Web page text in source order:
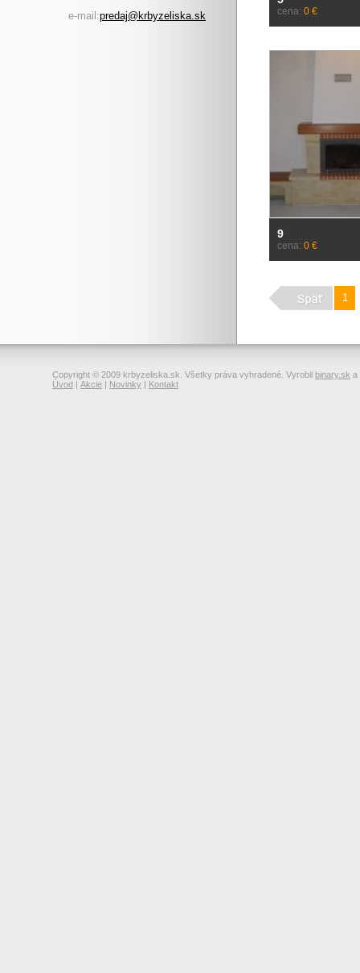
e-mail:predaj@krbyzeliska.sk cena: 0 €
9
cena: 0 €
1
Copyright © 2009 krbyzeliska.sk. Všetky práva vyhradené. Vyrobil binary.sk a
Úvod | Akcie | Novinky | Kontakt